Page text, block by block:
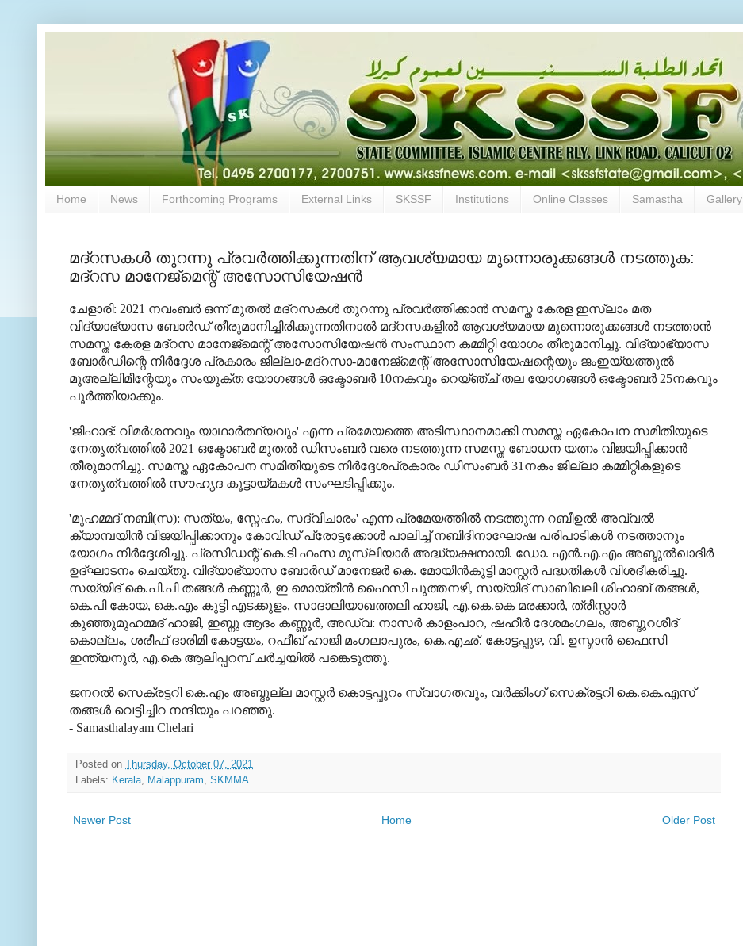
Home News Forthcoming Programs External Links SKSSF Institutions Online Classes Samastha Gallery
മദ്റസകള്‍ തുറന്നു പ്രവര്‍ത്തിക്കുന്നതിന് ആവശ്യമായ മുന്നൊരുക്കങ്ങള്‍ നടത്തുക:
മദ്റസ മാനേജ്മെന്റ് അസോസിയേഷന്‍
ചേളാരി: 2021 നവംബര്‍ ഒന്ന് മുതല്‍ മദ്റസകള്‍ തുറന്നു പ്രവര്‍ത്തിക്കാന്‍ സമസ്ത കേരള ഇസ്ലാം മത
വിദ്യാഭ്യാസ ബോര്‍ഡ് തീരുമാനിച്ചിരിക്കുന്നതിനാല്‍ മദ്റസകളില്‍ ആവശ്യമായ മുന്നൊരുക്കങ്ങള്‍ നടത്താന്‍
സമസ്ത കേരള മദ്റസ മാനേജ്മെന്റ് അസോസിയേഷന്‍ സംസ്ഥാന കമ്മിറ്റി യോഗം തീരുമാനിച്ചു. വിദ്യാഭ്യാസ
ബോര്‍ഡിന്റെ നിര്‍ദ്ദേശ പ്രകാരം ജില്ലാ-മദ്റസാ-മാനേജ്മെന്റ് അസോസിയേഷന്റെയും ജംഇയ്യത്തുല്‍
മുഅല്ലിമീന്റേയും സംയുക്ത യോഗങ്ങള്‍ ഒക്ടോബര്‍ 10നകവും റെയ്ഞ്ച് തല യോഗങ്ങള്‍ ഒക്ടോബര്‍ 25നകവും
പൂര്‍ത്തിയാക്കും.
'ജിഹാദ്: വിമര്‍ശനവും യാഥാര്‍ത്ഥ്യവും' എന്ന പ്രമേയത്തെ അടിസ്ഥാനമാക്കി സമസ്ത ഏകോപന സമിതിയുടെ
നേതൃത്വത്തില്‍ 2021 ഒക്ടോബര്‍ മുതല്‍ ഡിസംബര്‍ വരെ നടത്തുന്ന സമസ്ത ബോധന യത്നം വിജയിപ്പിക്കാന്‍
തീരുമാനിച്ചു. സമസ്ത ഏകോപന സമിതിയുടെ നിര്‍ദ്ദേശപ്രകാരം ഡിസംബര്‍ 31നകം ജില്ലാ കമ്മിറ്റികളുടെ
നേതൃത്വത്തില്‍ സൗഹൃദ കൂട്ടായ്മകള്‍ സംഘടിപ്പിക്കും.
'മുഹമ്മദ് നബി(സ): സത്യം, സ്നേഹം, സദ്വിചാരം' എന്ന പ്രമേയത്തില്‍ നടത്തുന്ന റബീഉല്‍ അവ്വല്‍
ക്യാമ്പയിന്‍ വിജയിപ്പിക്കാനും കോവിഡ് പ്രോട്ടക്കോള്‍ പാലിച്ച് നബിദിനാഘോഷ പരിപാടികള്‍ നടത്താനും
യോഗം നിര്‍ദ്ദേശിച്ചു. പ്രസിഡന്റ് കെ.ടി ഹംസ മുസ്ലിയാര്‍ അദ്ധ്യക്ഷനായി. ഡോ. എന്‍.എ.എം അബ്ദുല്‍ഖാദിര്‍
ഉദ്ഘാടനം ചെയ്തു. വിദ്യാഭ്യാസ ബോര്‍ഡ് മാനേജര്‍ കെ. മോയിന്‍കുട്ടി മാസ്റ്റര്‍ പദ്ധതികള്‍ വിശദീകരിച്ചു.
സയ്യിദ് കെ.പി.പി തങ്ങള്‍ കണ്ണൂര്‍, ഇ മൊയ്തീന്‍ ഫൈസി പുത്തനഴി, സയ്യിദ് സാബിഖലി ശിഹാബ് തങ്ങള്‍,
കെ.പി കോയ, കെ.എം കുട്ടി എടക്കുളം, സാദാലിയാഖത്തലി ഹാജി, എ.കെ.കെ മരക്കാര്‍, ത്രീസ്റ്റാര്‍
കുഞ്ഞുമുഹമ്മദ് ഹാജി, ഇബ്നു ആദം കണ്ണൂര്‍, അഡ്വ: നാസര്‍ കാളംപാറ, ഷഹീര്‍ ദേശമംഗലം, അബ്ദുറശീദ്
കൊല്ലം, ശരീഫ് ദാരിമി കോട്ടയം, റഫീഖ് ഹാജി മംഗലാപുരം, കെ.എഛ്. കോട്ടപ്പുഴ, വി. ഉസ്മാന്‍ ഫൈസി
ഇന്ത്യനൂര്‍, എ.കെ ആലിപ്പറമ്പ് ചര്‍ച്ചയില്‍ പങ്കെടുത്തു.
ജനറല്‍ സെക്രട്ടറി കെ.എം അബ്ദുല്ല മാസ്റ്റര്‍ കൊട്ടപ്പുറം സ്വാഗതവും, വര്‍ക്കിംഗ് സെക്രട്ടറി കെ.കെ.എസ്
തങ്ങള്‍ വെട്ടിച്ചിറ നന്ദിയും പറഞ്ഞു.
- Samasthalayam Chelari
Posted on Thursday, October 07, 2021
Labels: Kerala Malappuram SKMMA
Newer Post Older Post
Home